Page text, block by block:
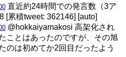
直近約24時間での発言数（3ア
[累積tweet: 362146] [auto]
@hokkaiyamakosi 高架化され
ことはあったのですが、その旭
のは初めてか2回目だったよう